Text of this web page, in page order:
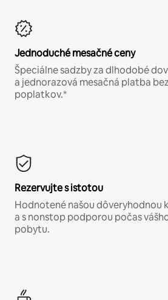
Jednoduché mesačné ceny
Špeciálne sadzby za dlhodobé
a jednorazová mesačná platba
poplatkov.*
Rezervujte s istotou
Hodnotené našou dôveryhodnou
a s nonstop podporou počas
pobytu.